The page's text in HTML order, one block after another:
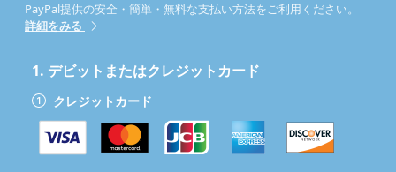
PayPal提供の安全・簡単・無料な支払い方法をご利用ください。
詳細をみる
1. デビットまたはクレジットカード
クレジットカード